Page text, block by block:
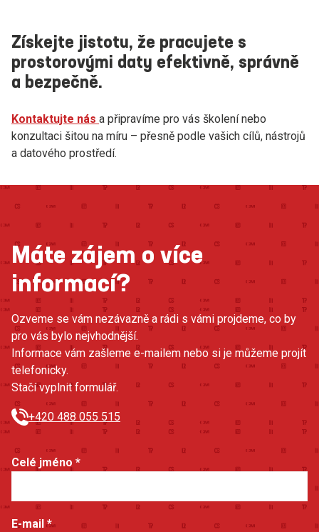
Získejte jistotu, že pracujete s
prostorovými daty efektivně, správně
a bezpečně.
Kontaktujte nás a připravíme pro vás školení nebo
konzultaci šitou na míru – přesně podle vašich cílů, nástrojů
a datového prostředí.
Máte zájem o více
informací?
Ozveme se vám nezávazně a rádi s vámi projdeme, co by
pro vás bylo nejvhodnější.
Informace vám zašleme e-mailem nebo si je můžeme projít
telefonicky.
Stačí vyplnit formulář.
+420 488 055 515
Celé jméno *
E-mail*